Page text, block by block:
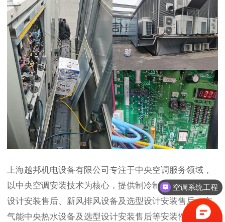
上海越邦机电设备有限公司专注于中央空调服务领域，
以中央空调安装技术为核心，提供制冷制暖设备及选型
设计安装售后、新风排风设备及选型设计安装售后、空
气能中央热水设备及选型设计安装售后等安装性服务。
空调系统工程